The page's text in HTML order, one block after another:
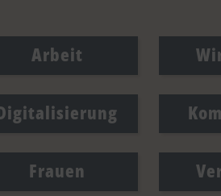
Arbeit
Frauen